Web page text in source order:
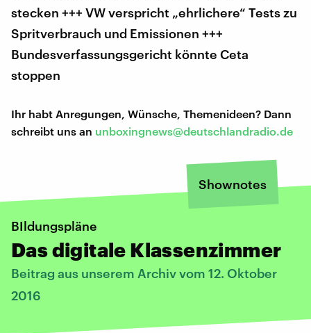
stecken +++ VW verspricht „ehrlichere“ Tests zu
Spritverbrauch und Emissionen +++
Bundesverfassungsgericht könnte Ceta
stoppen
Ihr habt Anregungen, Wünsche, Themenideen? Dann
schreibt uns an unboxingnews@deutschlandradio.de
Shownotes
BIldungspläne
Das digitale Klassenzimmer
Beitrag aus unserem Archiv vom 12. Oktober
2016